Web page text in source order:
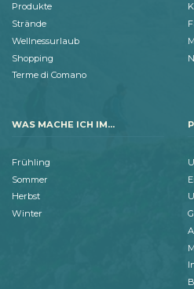
Produkte
Strände
Wellnessurlaub
Shopping
Terme di Comano
WAS MACHE ICH IM...
Frühling
Sommer
Herbst
Winter